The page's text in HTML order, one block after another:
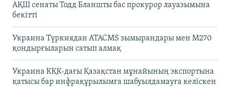
АҚШ сенаты Тодд Бланшты бас прокурор лауазымына
бекітті
Украина Түркиядан ATACMS зымырандары мен M270
қондырғыларын сатып алмақ
Украина КҚК-дағы Қазақстан мұнайының экспортына
қатысы бар инфрақұрылымға шабуылдамауға келіскен